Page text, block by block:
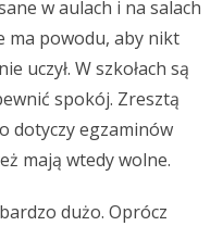
w aulach i na salach
ma powodu, aby nikt
uczył. W szkołach są
spokój. Zresztą
dotyczy egzaminów
mają wtedy wolne.
dużo. Oprócz